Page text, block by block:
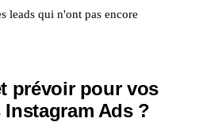
leads qui n'ont pas encore
prévoir pour vos
Instagram Ads ?